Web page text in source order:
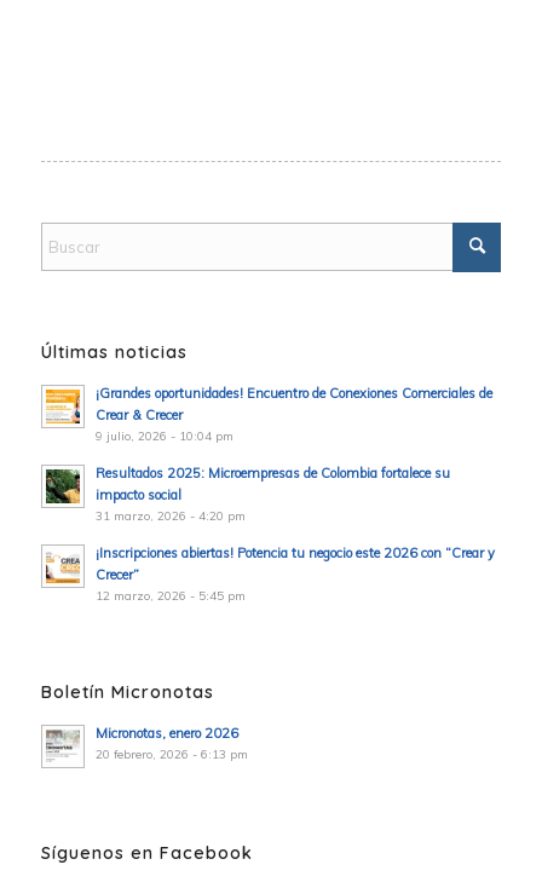
Últimas noticias
¡Grandes oportunidades! Encuentro de Conexiones Comerciales de
Crear & Crecer
9 julio, 2026 - 10:04 pm
Resultados 2025: Microempresas de Colombia fortalece su
impacto social
31 marzo, 2026 - 4:20 pm
¡Inscripciones abiertas! Potencia tu negocio este 2026 con “Crear y
Crecer”
12 marzo, 2026 - 5:45 pm
Boletín Micronotas
Micronotas, enero 2026
20 febrero, 2026 - 6:13 pm
Síguenos en Facebook